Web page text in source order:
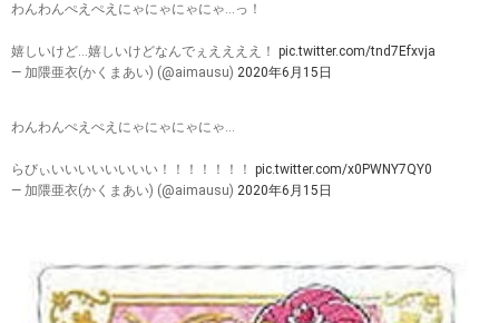
わんわんぺえぺえにゃにゃにゃにゃ…っ！
嬉しいけど…嬉しいけどなんでぇええええ！ pic.twitter.com/tnd7Efxvja
— 加隈亜衣(かくまあい) (@aimausu) 2020年6月15日
わんわんぺえぺえにゃにゃにゃにゃ…
らびぃいいいいいいいい！！！！！！！ pic.twitter.com/x0PWNY7QY0
— 加隈亜衣(かくまあい) (@aimausu) 2020年6月15日